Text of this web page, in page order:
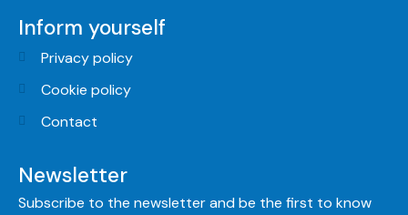
Inform yourself
Privacy policy
Cookie policy
Contact
Newsletter
Subscribe to the newsletter and be the first to know